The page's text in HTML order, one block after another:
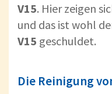
V15. Hier zeigen
und das ist wohl
V15 geschuldet.
Die Reinigung